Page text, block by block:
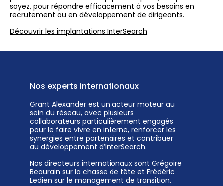
soyez, pour répondre efficacement à vos besoins en
recrutement ou en développement de dirigeants.
Découvrir les implantations InterSearch
Nos experts internationaux
Grant Alexander est un acteur moteur au
sein du réseau, avec plusieurs
collaborateurs particulièrement engagés
pour le faire vivre en interne, renforcer les
synergies entre partenaires et contribuer
au développement d’InterSearch.
Nos directeurs internationaux sont Grégoire
Beaurain sur la chasse de tête et Frédéric
Ledien sur le management de transition.